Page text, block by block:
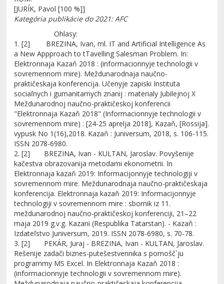
[JURÍK, Pavol [100 %]]
Kategória publikácie do 2021: AFC
Ohlasy:
1. [2] BREZINA, Ivan, ml. IT and Artificial Intelligence As
a New Appproach to tTavelling Salesman Problem. In:
Elektronnaja Kazaň 2018 : (informacionnyje technologii v
sovremennom mire). Meždunarodnaja naučno-
praktičeskaja konferencija. Učenyje zapiski Instituta
sociaľnych i gumanitarnych znanij : materialy Jubilejnoj X
Meždunarodnoj naučno-praktičeskoj konferencii
"Elektronnaja Kazaň 2018" (Informacionnyje technologii v
sovremennom mire) : [24-25 aprelja 2018], Kazaň, [Rossija].
vypusk No 1(16),2018. Kazaň : Juniversum, 2018, s. 106-115.
ISSN 2078-6980.
2. [2] BREZINA, Ivan - KULTAN, Jaroslav. Povyšenije
kačestva obrazovanija metodami ekonometrii. In
Elektronnaja kazaň 2019: Informacijonnyje technologiji v
sovremennom mire. Meždunarodnaja naučno-praktičeskaja
konferencija. Elektronnaja kazaň 2019: Informacijonnyje
technologiji v sovremennom mire : sbornik iz 11.
meždunarodnoj naučno-praktičeskoj konferenciji, 21–22
maja 2019 g.v.g. Kazani (Respublika Tatarstan). - Kazaň :
Izdateľstvo Juniversum, 2019. ISSN 2078-6980, s. 70-78.
3. [2] PEKÁR, Juraj - BREZINA, Ivan - KULTAN, Jaroslav.
Rešenije zadači biznes-putešestvennika s pomošč`ju
programmy MS Excel. In Elektronnaja Kazaň 2018 :
(informacionnyje technologii v sovremennom mire).